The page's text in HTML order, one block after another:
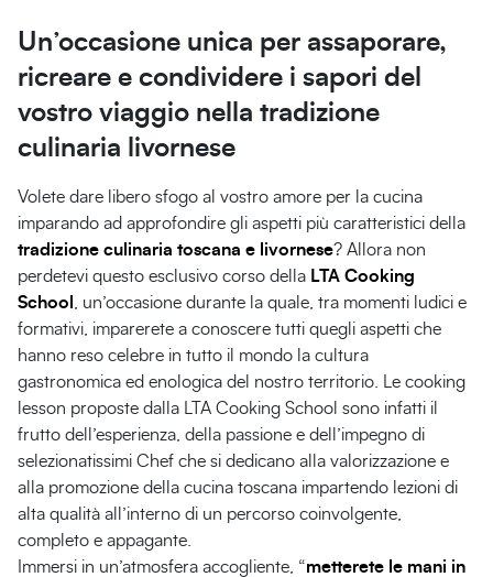
Un’occasione unica per assaporare,
ricreare e condividere i sapori del
vostro viaggio nella tradizione
culinaria livornese
Volete dare libero sfogo al vostro amore per la cucina
imparando ad approfondire gli aspetti più caratteristici della
tradizione culinaria toscana e livornese? Allora non
perdetevi questo esclusivo corso della LTA Cooking
School
, un’occasione durante la quale, tra momenti ludici e
formativi, imparerete a conoscere tutti quegli aspetti che
hanno reso celebre in tutto il mondo la cultura
gastronomica ed enologica del nostro territorio. Le cooking
lesson proposte dalla LTA Cooking School sono infatti il
frutto dell’esperienza, della passione e dell’impegno di
selezionatissimi Chef che si dedicano alla valorizzazione e
alla promozione della cucina toscana impartendo lezioni di
alta qualità all’interno di un percorso coinvolgente,
completo e appagante.
Immersi in un’atmosfera accogliente, “metterete le mani in